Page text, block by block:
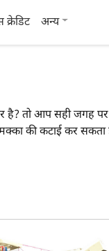
क्रेडिट अन्य
है? तो आप सही जगह
की कटाई कर सकता